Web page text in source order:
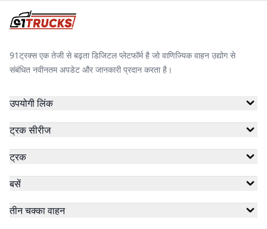
91ट्रक्स एक तेजी से बढ़ता डिजिटल प्लेटफॉर्म है जो वाणिज्यिक वाहन उद्योग से
संबंधित नवीनतम अपडेट और जानकारी प्रदान करता है।
उपयोगी लिंक
ट्रक सीरीज
ट्रक
बसें
तीन चक्का वाहन